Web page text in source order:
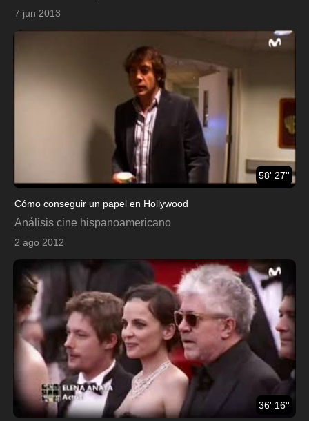
7 jun 2013
58' 27''
Cómo conseguir un papel en Hollywood
Análisis cine hispanoamericano
2 ago 2012
36' 16''